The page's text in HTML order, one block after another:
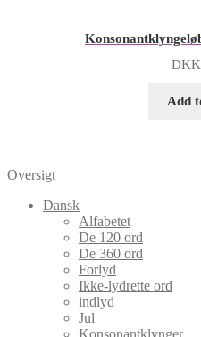
DKK
Add
Oversigt
Dansk
Alfabetet
De 120 ord
De 360 ord
Forlyd
Ikke-lydrette ord
indlyd
Jul
Konsonantklynger